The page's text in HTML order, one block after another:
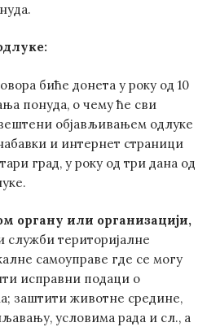
биће донета у року од 10
понуда, о чему ће сви
објављивањем одлуке
и интернет страници
град, у року од три дана од
органу или организацији,
служби територијалне
самоуправе где се могу
исправни подаци о
заштити животне средине,
условима рада и сл., а